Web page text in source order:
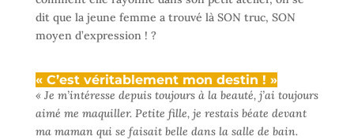
dit que la jeune femme a trouvé là SON truc, SON
moyen d’expression ! ?
« C’est véritablement mon destin ! »
« Je m’intéresse depuis toujours à la beauté, j’ai toujours
aimé me maquiller. Petite fille, je restais béate devant
ma maman qui se faisait belle dans la salle de bain.